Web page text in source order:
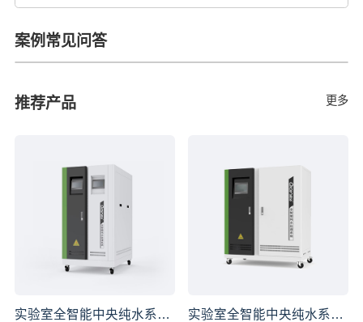
案例常见问答
推荐产品 更多
实验室全智能中央纯水系统（双核一体机） 实验室全智能中央纯水系统（大流量一体机）